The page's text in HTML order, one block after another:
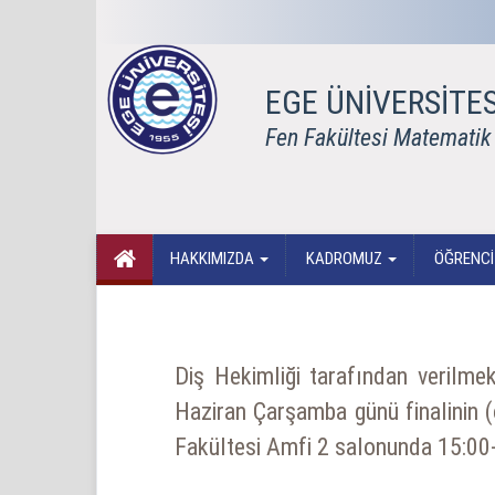
EGE
Fen Fakültesi
HAKKIMIZDA KADROMUZ
Diş Hekimliği tarafından
Haziran Çarşamba günü finalinin
Fakültesi Amfi 2 salonunda